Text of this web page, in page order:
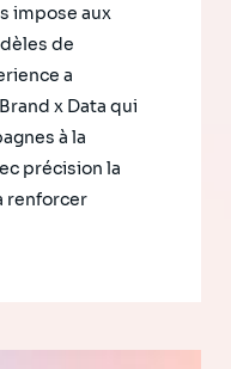
impose aux
de
a
x Data qui
à la
précision la
renforcer